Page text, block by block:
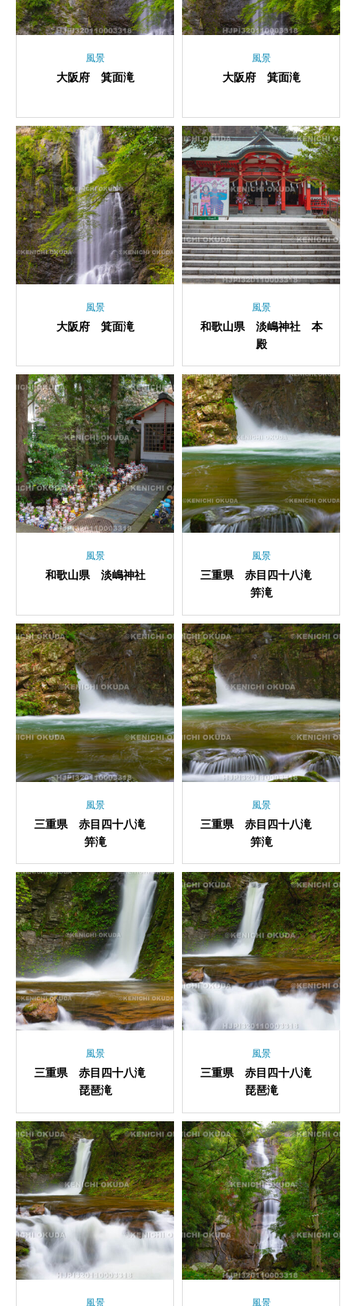
風景
大阪府 箕面滝
風景
大阪府 箕面滝
風景
大阪府 箕面滝
風景
和歌山県 淡嶋神社 本
殿
風景
和歌山県 淡嶋神社
風景
三重県 赤目四十八滝
笄滝
風景
三重県 赤目四十八滝
笄滝
風景
三重県 赤目四十八滝
笄滝
風景
三重県 赤目四十八滝
琵琶滝
風景
三重県 赤目四十八滝
琵琶滝
風景 風景